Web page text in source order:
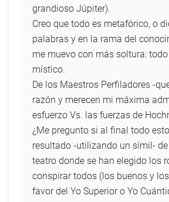
grandioso Júpiter).
Creo que todo es metafórico, o
palabras y en la rama del
me muevo con más soltura:
místico.
De los Maestros Perfiladores -
razón y merecen mi máxima
esfuerzo Vs. las fuerzas de
¿Me pregunto si al final todo
resultado -utilizando un símil-
teatro donde se han elegido los
conspirar todos (los buenos y
favor del Yo Superior o Yo